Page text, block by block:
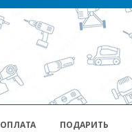
ОПЛАТА ПОДАРИТЬ